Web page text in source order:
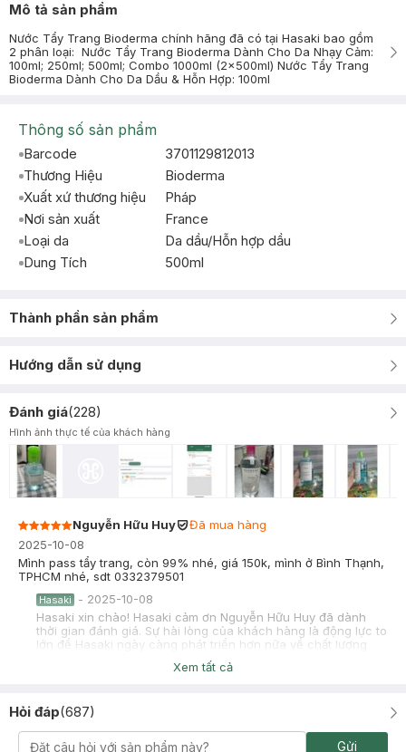
Mô tả sản phẩm
Nước Tẩy Trang Bioderma chính hãng đã có tại Hasaki bao gồm
2 phân loại: Nước Tẩy Trang Bioderma Dành Cho Da Nhạy Cảm:
100ml; 250ml; 500ml; Combo 1000ml (2x500ml) Nước Tẩy Trang
Bioderma Dành Cho Da Dầu & Hỗn Hợp: 100ml
Thông số sản phẩm
Barcode
3701129812013
Thương Hiệu
Bioderma
Xuất xứ thương hiệu
Pháp
Nơi sản xuất
France
Loại da
Da dầu/Hỗn hợp dầu
Dung Tích
500ml
Thành phần sản phẩm
Hướng dẫn sử dụng
Đánh giá(228)
Hình ảnh thực tế của khách hàng
Nguyễn Hữu Huy
Đã mua hàng
2025-10-08
Mình pass tẩy trang, còn 99% nhé, giá 150k, mình ở Bình Thạnh,
TPHCM nhé, sdt 0332379501
Hasaki - 2025-10-08
Hasaki xin chào! Hasaki cảm ơn Nguyễn Hữu Huy đã dành
thời gian đánh giá. Sự hài lòng của khách hàng là động lực to
lớn để Hasaki ngày càng phát triển hơn nữa về chất lượng
dịch vụ. Cảm ơn bạn đã tin tưởng và mua sắm tại Hasaki!
Hồng Nga
Đã mua hàng
Xem tất cả
Hỏi đáp(687)
Gửi